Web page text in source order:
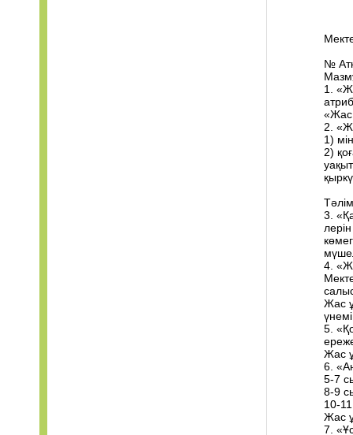
№
1.
«Жас
2.
1)
2)
3.
4.
Жас
5.
Жас
6.
5-7
8-9
10-
Жас
7.